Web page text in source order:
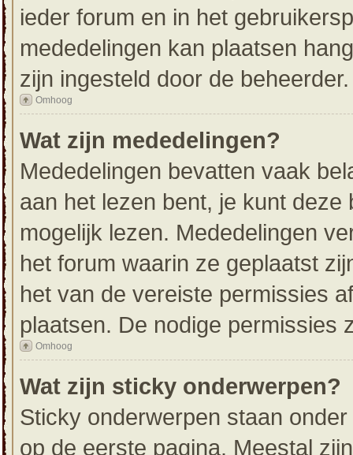
ieder forum en in het
mededelingen kan plaatsen
zijn ingesteld door de beheerder.
Omhoog
Wat zijn mededelingen?
Mededelingen bevatten vaak
aan het lezen bent, je kunt
mogelijk lezen. Mededelingen
het forum waarin ze geplaatst
het van de vereiste permissies
plaatsen. De nodige permissies
Omhoog
Wat zijn sticky onderwerpen?
Sticky onderwerpen staan
op de eerste pagina. Meestal